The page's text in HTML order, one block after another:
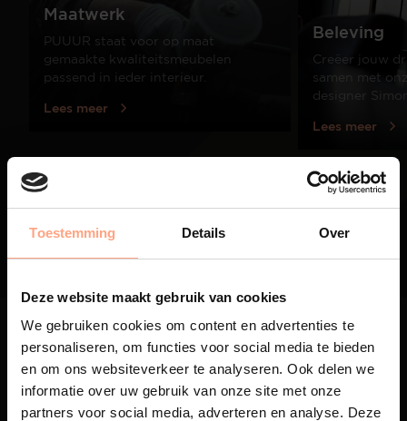
Toestemming Details Over
Deze website maakt gebruik van cookies
We gebruiken cookies om content en advertenties te
personaliseren, om functies voor social media te bieden
en om ons websiteverkeer te analyseren. Ook delen we
informatie over uw gebruik van onze site met onze
partners voor social media, adverteren en analyse. Deze
01
Maatwerk
PUUUR staat voor op maat
gemaakte kwaliteitsmeubelen
passend in ieder interieur.
Lees meer
Beleving
Creëer jouw
samen met
designer
Lees meer
Maatwerk